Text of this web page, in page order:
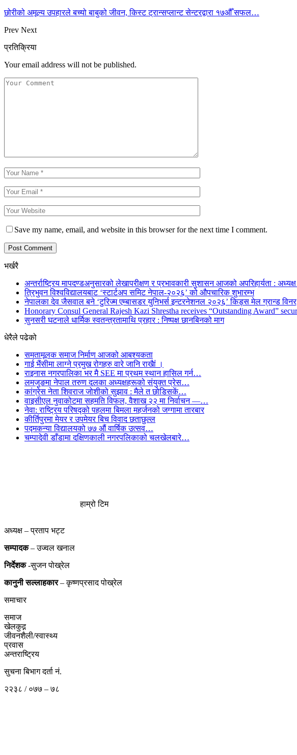
छोरीको अमूल्य उपहारले बच्यो बाबुको जीवन, किस्ट ट्रान्सप्लान्ट सेन्टरद्वारा १७औँ सफल…
Prev Next
प्रतिक्रिया
Your email address will not be published.
Save my name, email, and website in this browser for the next time I comment.
भर्खरै
अन्तर्राष्ट्रिय मापदण्डअनुसारको लेखापरीक्षण र प्रभावकारी सुशासन आजको अपरिहार्यता :
त्रिभुवन विश्वविद्यालयबाट ‘स्टार्टअप समिट नेपाल-२०२६’ को औपचारिक शुभारम्भ
नेपालका देव जैसवाल बने ‘टुरिज्म एम्बासडर युनिभर्स इन्टरनेशनल २०२६’ किड्स मेल ग्रान्ड
Honorary Consul General Rajesh Kazi Shrestha receives “Outstanding Award”
सुनसरी घटनाले धार्मिक स्वतन्त्रतामाथि प्रहार : निष्पक्ष छानबिनको माग
धेरैले पढेको
समतामूलक समाज निर्माण आजको आबश्यकता
गाई भैंसीमा लाग्ने प्रमुख रोगहरु वारे जानि राखैां ।
राइनास नगरपालिका भर मै SEE मा प्रथम स्थान हासिल गर्न…
लमजुङमा नेपाल तरुण दलका अध्यक्षहरूको संयुक्त प्रेस…
कांग्रेस नेता शिवराज जोशीको सुझाव : मैले त छोडिसकें…
वाइसीएल नुवाकोटमा सहमति विफल, वैशाख २२ मा निर्वाचन —…
नेवा: राष्ट्रिय परिषद्को पहलमा बिमला महर्जनको जग्गामा तारबार
कीर्तिपुरमा मेयर र उपमेयर बिच विवाद छताछुल्ल
पद्मकन्या विद्यालयको ७७ औं ‌‌वार्षिक ‌उत्सव…
चम्पादेवी डाँडामा दक्षिणकाली नगरपलिकाको चलखेलबारे…
हाम्रो टिम
अध्यक्ष – प्रताप भट्ट
सम्पादक– उज्वल खनाल
निर्देशक-सुजन पोख्रेल
कानुनी सल्लाहकार– कृष्णप्रसाद पोख्रेल
समाचार
समाज
खेलकुद़़
जीवनशैली/स्वास्थ्य
प्रवास
अन्तराष्ट्रिय
सुचना बिभाग दर्ता नं.
२२३८ / ०७७ – ७८